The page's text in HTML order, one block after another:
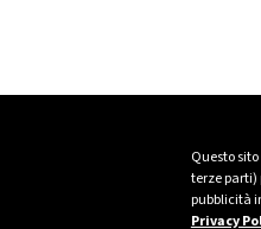
Questo
terze parti)
pubblicità
Privacy